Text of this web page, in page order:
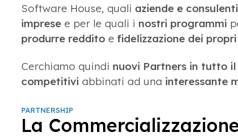
Software House, quali aziende e
imprese e per le quali i nostri programmi
produrre reddito e fidelizzazione dei
Cerchiamo quindi nuovi Partners in tutto
competitivi abbinati ad una interessante
PARTNERSHIP
La